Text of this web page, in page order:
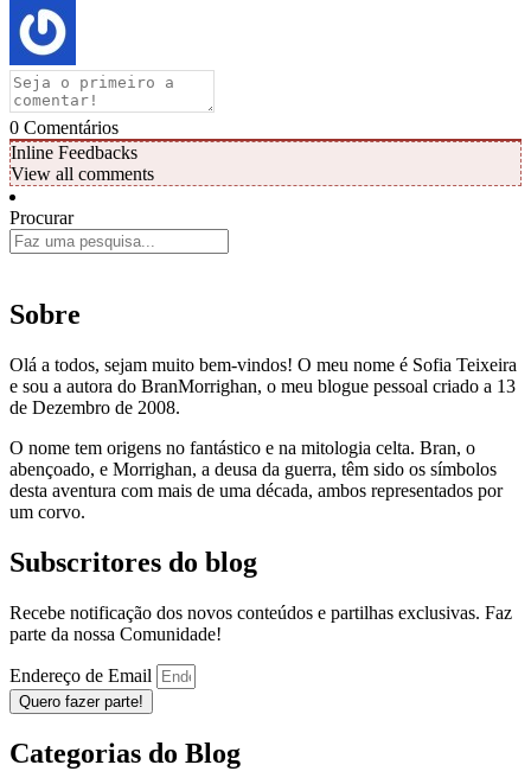
0 Comentários
Inline Feedbacks
View all comments
Procurar
Sobre
Olá a todos, sejam muito bem-vindos! O meu nome é Sofia Teixeira
e sou a autora do BranMorrighan, o meu blogue pessoal criado a 13
de Dezembro de 2008.
O nome tem origens no fantástico e na mitologia celta. Bran, o
abençoado, e Morrighan, a deusa da guerra, têm sido os símbolos
desta aventura com mais de uma década, ambos representados por
um corvo.
Subscritores do blog
Recebe notificação dos novos conteúdos e partilhas exclusivas. Faz
parte da nossa Comunidade!
Endereço de Email
Quero fazer parte!
Categorias do Blog